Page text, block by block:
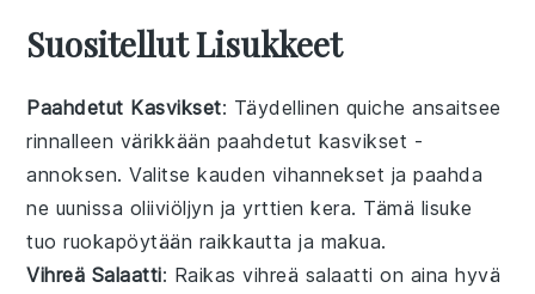
Suositellut Lisukkeet
Paahdetut Kasvikset: Täydellinen quiche ansaitsee
rinnalleen värikkään paahdetut kasvikset -
annoksen. Valitsekauden vihannekset ja paahda
ne uunissa oliiviöljyn jayrttien kera. Tämä lisuke
tuoruokapöytään raikkautta ja makua.
Vihreä Salaatti: Raikasvihreä salaatti on aina hyvä